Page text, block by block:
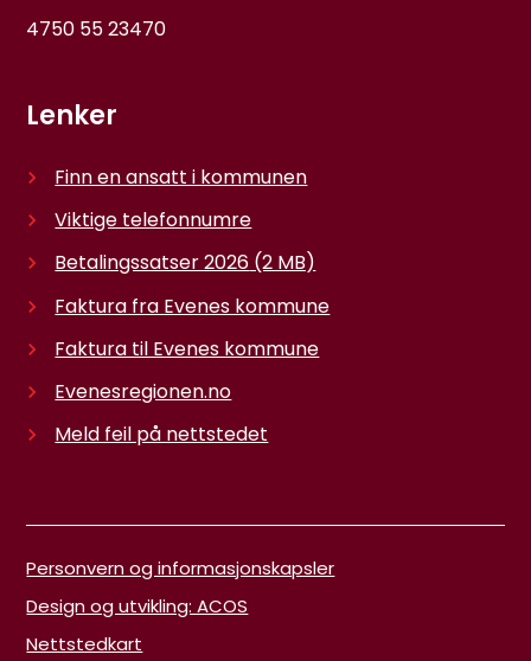
4750 55 23470
Lenker
Finn en ansatt i kommunen
Viktige telefonnumre
Betalingssatser 2026 (2 MB)
Faktura fra Evenes kommune
Faktura til Evenes kommune
Evenesregionen.no
Meld feil på nettstedet
Personvern og informasjonskapsler
Design og utvikling: ACOS
Nettstedkart